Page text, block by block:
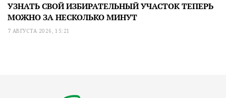
УЗНАТЬ СВОЙ ИЗБИРАТЕЛЬНЫЙ УЧАСТОК ТЕПЕРЬ
МОЖНО ЗА НЕСКОЛЬКО МИНУТ
7 АВГУСТА 2026, 15:21